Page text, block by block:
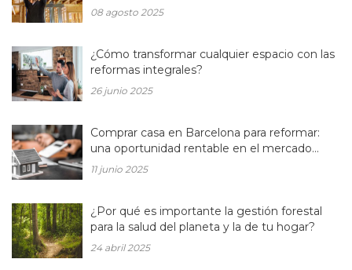
08 agosto 2025
¿Cómo transformar cualquier espacio con las
reformas integrales?
26 junio 2025
Comprar casa en Barcelona para reformar:
una oportunidad rentable en el mercado
inmobiliario actual
11 junio 2025
¿Por qué es importante la gestión forestal
para la salud del planeta y la de tu hogar?
24 abril 2025